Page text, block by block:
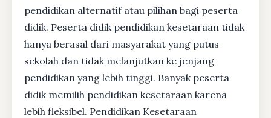
pendidikan alternatif atau pilihan bagi peserta
didik. Peserta didik pendidikan kesetaraan tidak
hanya berasal dari masyarakat yang putus
sekolah dan tidak melanjutkan ke jenjang
pendidikan yang lebih tinggi. Banyak peserta
didik memilih pendidikan kesetaraan karena
lebih fleksibel. Pendidikan Kesetaraan